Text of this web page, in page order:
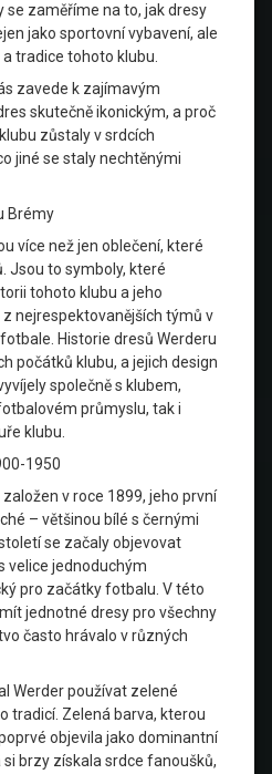
se zaměříme na to, jak dresy
jako sportovní vybavení, ale
tradice tohoto klubu.
zavede k zajímavým
skutečně ikonickým, a proč
zůstaly v srdcích
jiné se staly nechtěnými
Brémy
více než jen oblečení, které
Jsou to symboly, které
tohoto klubu a jeho
nejrespektovanějších týmů v
Historie dresů Werderu
počátků klubu, a jejich design
společně s klubem,
průmyslu, tak i
klubu.
1950
v roce 1899, jeho první
– většinou bílé s černými
se začaly objevovat
velice jednoduchým
pro začátky fotbalu. V této
jednotné dresy pro všechny
často hrávalo v různých
Werder používat zelené
tradicí. Zelená barva, kterou
objevila jako dominantní
si brzy získala srdce fanoušků,